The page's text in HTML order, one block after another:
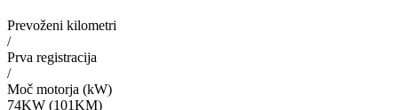
Prevoženi kilometri
/
Prva registracija
/
Moč motorja (kW)
74KW (101KM)